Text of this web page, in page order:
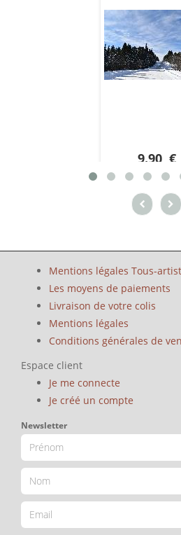
9.90 €
Mentions légales Tous-
Les moyens de paiements
Livraison de votre colis
Mentions légales
Conditions générales de
Espace client
Je me connecte
Je créé un compte
Newsletter